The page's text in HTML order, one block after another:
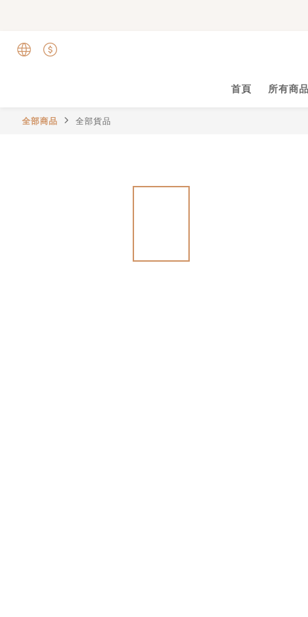
首頁 所有商
全部商品 全部貨品